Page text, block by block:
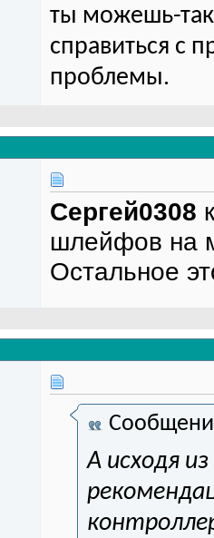
ты можешь-
справиться с
проблемы.
Сергей0308
шлейфов на
Остальное
А исходя